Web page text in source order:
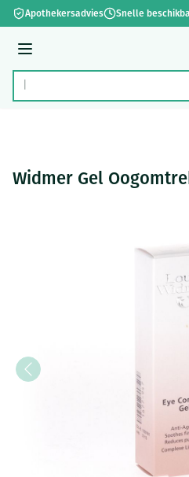
Ga naar de inhoud
Apothekersadvies Snelle
Menu
Product, merk, categorie...
Widmer Gel